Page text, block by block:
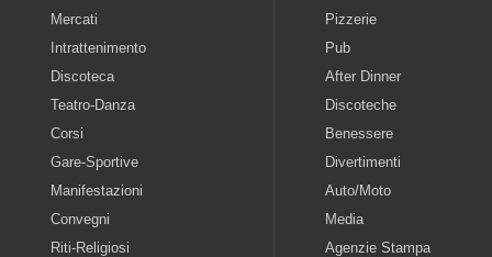
Mercati
Intrattenimento
Discoteca
Teatro-Danza
Corsi
Gare-Sportive
Manifestazioni
Convegni
Riti-Religiosi
Pizzerie
Pub
After Dinner
Discoteche
Benessere
Divertimenti
Auto/Moto
Media
Agenzie Stampa